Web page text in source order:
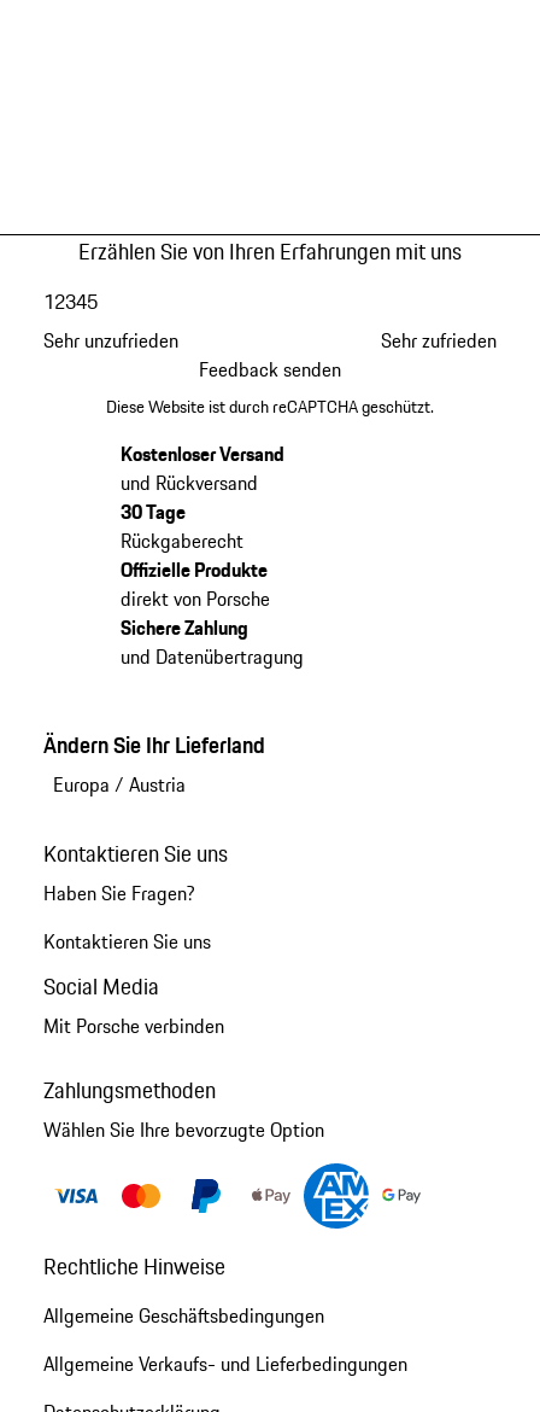
Erzählen Sie von Ihren Erfahrungen mit uns
Sehr unzufrieden
12345
Sehr zufrieden
Feedback senden
Diese Website ist durch reCAPTCHA geschützt.
Kostenloser Versand
und Rückversand
30 Tage
Rückgaberecht
Offizielle Produkte
direkt von Porsche
Sichere Zahlung
und Datenübertragung
Ändern Sie Ihr Lieferland
Europa / Austria
Kontaktieren Sie uns
Haben Sie Fragen?
Kontaktieren Sie uns
Social Media
Mit Porsche verbinden
Zahlungsmethoden
Wählen Sie Ihre bevorzugte Option
Rechtliche Hinweise
Allgemeine Geschäftsbedingungen
Allgemeine Verkaufs- und Lieferbedingungen